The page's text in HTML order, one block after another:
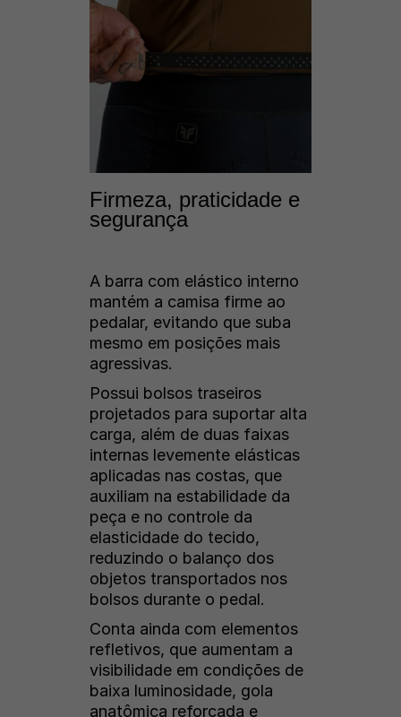
Firmeza, praticidade e
segurança
A barra com elástico interno
mantém a camisa firme ao
pedalar, evitando que suba
mesmo em posições mais
agressivas.
Possui bolsos traseiros
projetados para suportar alta
carga, além de duas faixas
internas levemente elásticas
aplicadas nas costas, que
auxiliam na estabilidade da
peça e no controle da
elasticidade do tecido,
reduzindo o balanço dos
objetos transportados nos
bolsos durante o pedal.
Conta ainda com elementos
refletivos, que aumentam a
visibilidade em condições de
baixa luminosidade, gola
anatômica reforçada e